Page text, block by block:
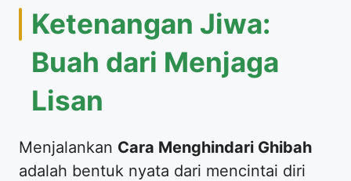
​Ketenangan Jiwa:
Buah dari Menjaga
Lisan
​Menjalankan Cara Menghindari Ghibah
adalah bentuk nyata dari mencintai diri